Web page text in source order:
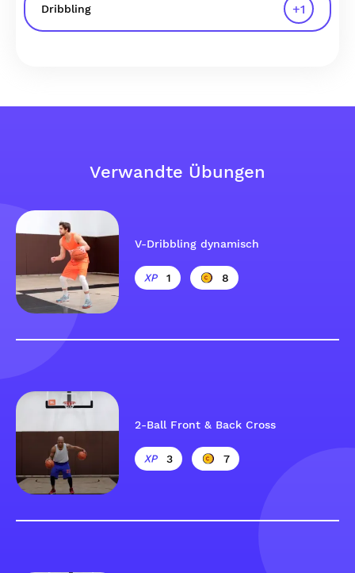
Dribbling +1
Verwandte Übungen
V-Dribbling dynamisch
1 8
2-Ball Front & Back Cross
3 7